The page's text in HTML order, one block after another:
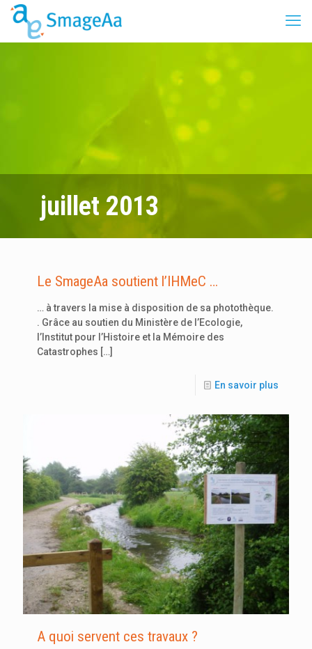
juillet 2013
Le SmageAa soutient l’IHMeC …
… à travers la mise à disposition de sa photothèque.
. Grâce au soutien du Ministère de l’Ecologie,
l’Institut pour l’Histoire et la Mémoire des
Catastrophes […]
En savoir plus
A quoi servent ces travaux ?